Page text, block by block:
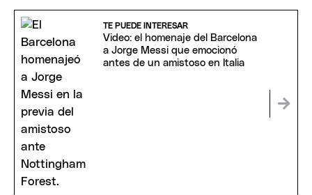
TE PUEDE INTERESAR
Video: el homenaje del Barcelona
a Jorge Messi que emocionó
antes de un amistoso en Italia